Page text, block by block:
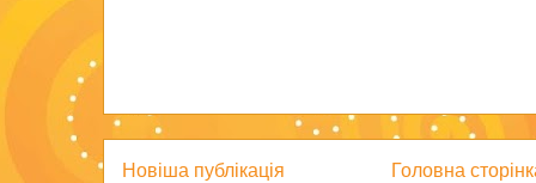
Новіша публікація Головна